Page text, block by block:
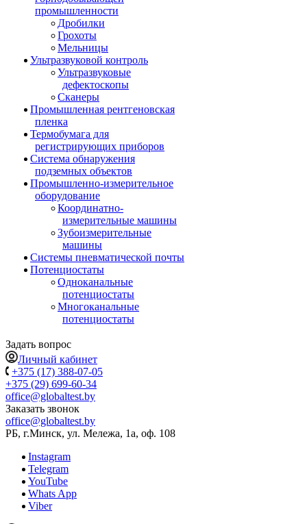
промышленности
Дробилки
Грохоты
Мельницы
Ультразвуковой контроль
Ультразвуковые
дефектоскопы
Сканеры
Промышленная рентгеновская
пленка
Термобумага для
регистрирующих приборов
Система обнаружения
подземных объектов
Промышленно-измерительное
оборудование
Координатно-
измерительные машины
Зубоизмерительные
машины
Системы пневматической почты
Потенциостаты
Одноканальные
потенциостаты
Многоканальные
потенциостаты
Задать вопрос
Личный кабинет
+375 (17) 388-07-05
+375 (29) 699-60-34
office@globaltest.by
Заказать звонок
office@globaltest.by
РБ, г.Минск, ул. Мележа, 1а, оф. 108
Instagram
Telegram
YouTube
Whats App
Viber